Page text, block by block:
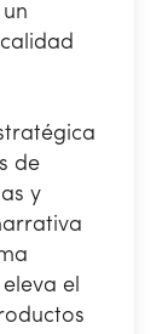
de
y
el